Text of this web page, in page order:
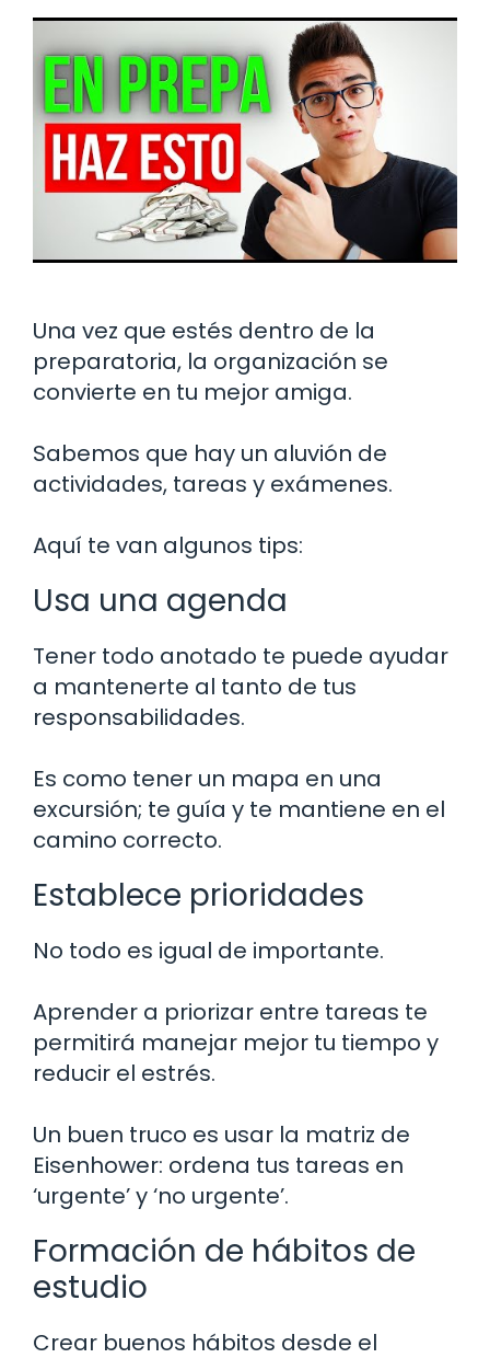
Una vez que estés dentro de la
preparatoria, la organización se
convierte en tu mejor amiga.
Sabemos que hay un aluvión de
actividades, tareas y exámenes.
Aquí te van algunos tips:
Usa una agenda
Tener todo anotado te puede ayudar
a mantenerte al tanto de tus
responsabilidades.
Es como tener un mapa en una
excursión; te guía y te mantiene en el
camino correcto.
Establece prioridades
No todo es igual de importante.
Aprender a priorizar entre tareas te
permitirá manejar mejor tu tiempo y
reducir el estrés.
Un buen truco es usar la matriz de
Eisenhower: ordena tus tareas en
‘urgente’ y ‘no urgente’.
Formación de hábitos de
estudio
Crear buenos hábitos desde el